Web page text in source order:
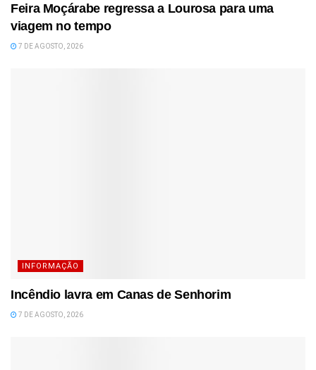
Feira Moçárabe regressa a Lourosa para uma
viagem no tempo
7 DE AGOSTO, 2026
INFORMAÇÃO
Incêndio lavra em Canas de Senhorim
7 DE AGOSTO, 2026